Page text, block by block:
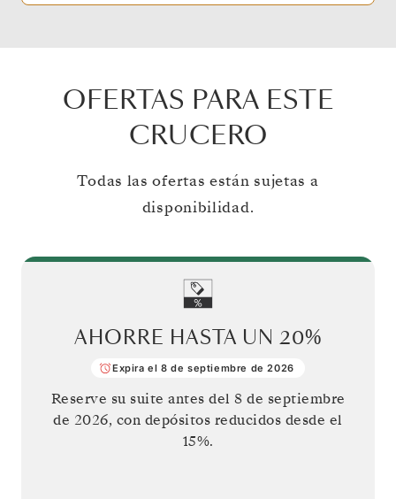
OFERTAS PARA ESTE
CRUCERO
Todas las ofertas están sujetas a
disponibilidad.
AHORRE HASTA UN 20%
Expira el 8 de septiembre de 2026
Reserve su suite antes del 8 de septiembre
de 2026, con depósitos reducidos desde el
15%.